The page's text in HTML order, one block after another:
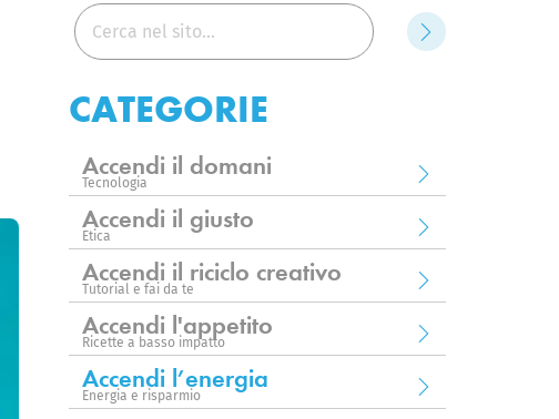
Cerca
CATEGORIE
Accendi il domani
Tecnologia
Accendi il giusto
Etica
Accendi il riciclo creativo
Tutorial e fai da te
Accendi l'appetito
Ricette a basso impatto
Accendi l’energia
Energia e risparmio